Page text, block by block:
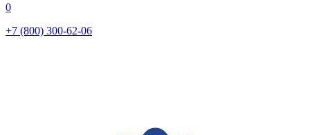
0
+7 (800) 300-62-06